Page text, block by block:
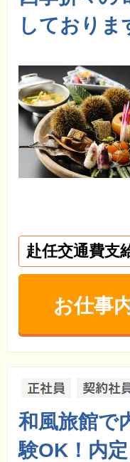
しており
赴任交通費支
お仕事
和風旅館で
験OK！内